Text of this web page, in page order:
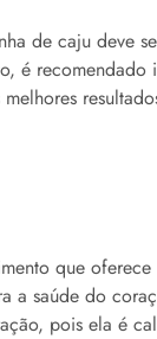
de caju deve
é
que
a saúde do
pois ela é